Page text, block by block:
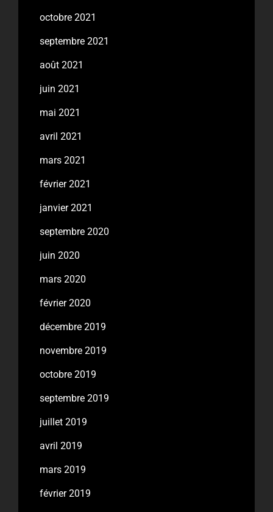
octobre 2021
septembre 2021
août 2021
juin 2021
mai 2021
avril 2021
mars 2021
février 2021
janvier 2021
septembre 2020
juin 2020
mars 2020
février 2020
décembre 2019
novembre 2019
octobre 2019
septembre 2019
juillet 2019
avril 2019
mars 2019
février 2019